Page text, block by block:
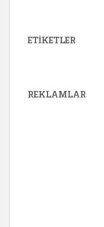
ETIKETLER
REKLAMLAR